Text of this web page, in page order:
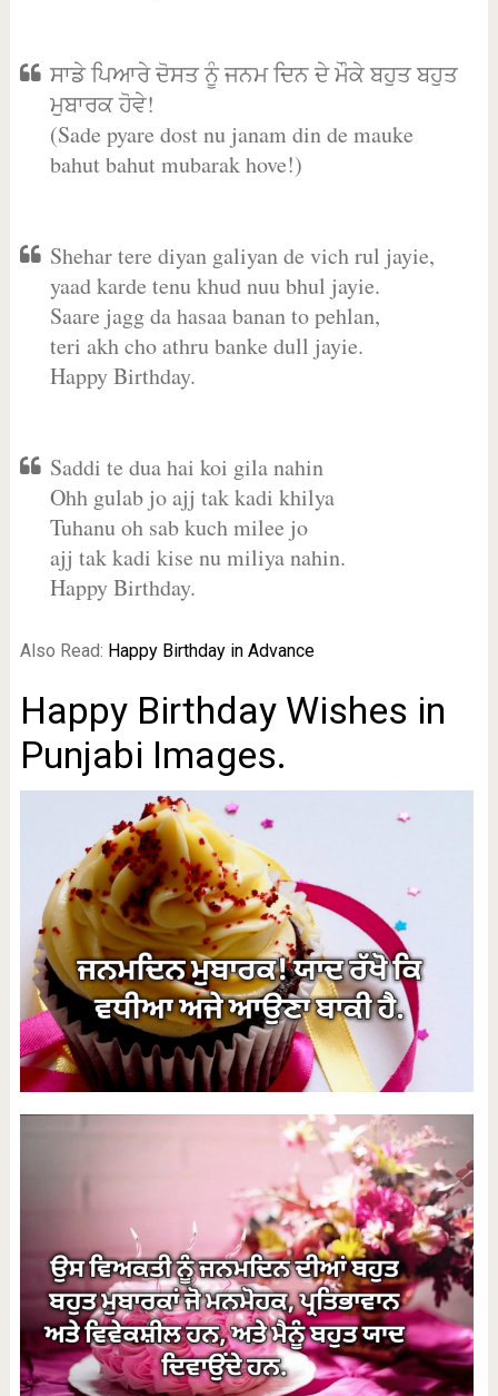
ਸਾਡੇ ਪਿਆਰੇ ਦੋਸਤ ਨੂੰ ਜਨਮ ਦਿਨ ਦੇ ਮੌਕੇ ਬਹੁਤ ਬਹੁਤ
ਮੁਬਾਰਕ ਹੋਵੇ!
(Sade pyare dost nu janam din de mauke
bahut bahut mubarak hove!)
Shehar tere diyan galiyan de vich rul jayie,
yaad karde tenu khud nuu bhul jayie.
Saare jagg da hasaa banan to pehlan,
teri akh cho athru banke dull jayie.
Happy Birthday.
Saddi te dua hai koi gila nahin
Ohh gulab jo ajj tak kadi khilya
Tuhanu oh sab kuch milee jo
ajj tak kadi kise nu miliya nahin.
Happy Birthday.
Also Read: Happy Birthday in Advance
Happy Birthday Wishes in
Punjabi Images.